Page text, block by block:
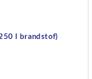
l brandstof)